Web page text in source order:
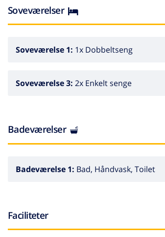
Soveværelser
Soveværelse 1: 1x Dobbeltseng
Soveværelse 3: 2x Enkelt senge
Badeværelser
Badeværelse 1: Bad, Håndvask, Toilet
Faciliteter